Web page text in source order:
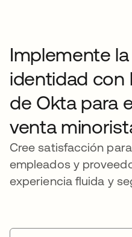
Implemente
identidad con
de Okta para
venta
Cree satisfacción
empleados y
experiencia fluida y